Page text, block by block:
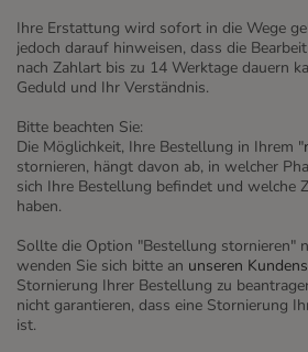
Ihre Erstattung wird sofort in die Wege
jedoch darauf hinweisen, dass die
nach Zahlart bis zu 14 Werktage dauern
Geduld und Ihr Verständnis.
Bitte beachten Sie:
Die Möglichkeit, Ihre Bestellung in Ihrem "
stornieren, hängt davon ab, in welcher
sich Ihre Bestellung befindet und welche
haben.
Sollte die Option "Bestellung stornieren"
wenden Sie sich bitte an unseren
Stornierung Ihrer Bestellung zu
nicht garantieren, dass eine Stornierung
ist.